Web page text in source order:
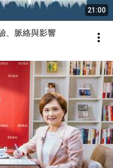
21:00
驗、脈絡與影響